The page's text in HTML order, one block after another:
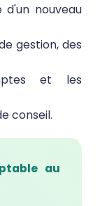
d'un nouveau
gestion, des
et les
conseil.
au